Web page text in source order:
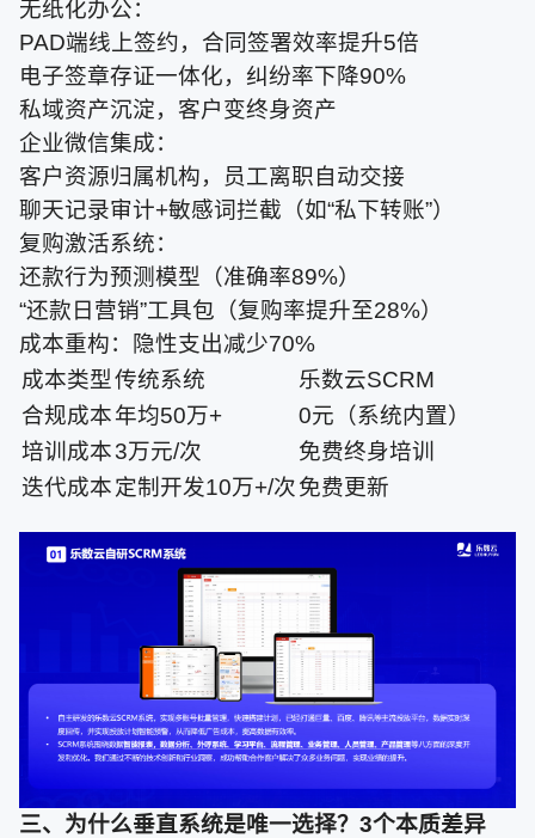
无纸化办公：
PAD端线上签约，合同签署效率提升5倍
电子签章存证一体化，纠纷率下降90%
私域资产沉淀，客户变终身资产
企业微信集成：
客户资源归属机构，员工离职自动交接
聊天记录审计+敏感词拦截（如“私下转账”）
复购激活系统：
还款行为预测模型（准确率89%）
“还款日营销”工具包（复购率提升至28%）
成本重构：隐性支出减少70%
成本类型传统系统
乐数云SCRM
合规成本年均50万+
0元（系统内置）
培训成本3万元/次
免费终身培训
迭代成本定制开发10万+/次免费更新
三、为什么垂直系统是唯一选择？3个本质差异